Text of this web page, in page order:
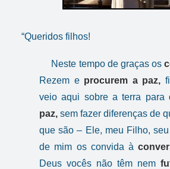
“Queridos filhos!
Neste tempo de graças os
Rezem e procurem a paz,
veio aqui sobre a terra para
paz, sem fazer diferenças de
que são – Ele, meu Filho,
de mim os convida à
Deus vocês não têm nem